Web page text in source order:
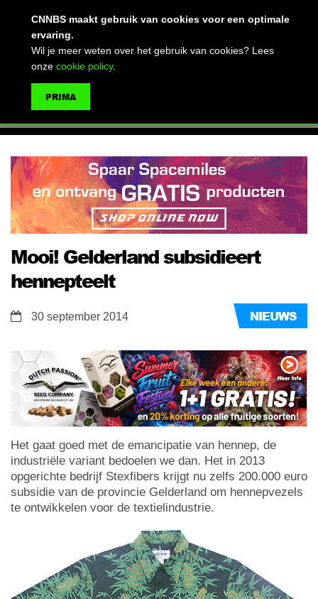
Mooi! Gelderland subsidieert
hennepteelt
NIEUWS
30 september 2014
Het gaat goed met de emancipatie van hennep, de
industriële variant bedoelen we dan. Het in 2013
opgerichte bedrijf Stexfibers krijgt nu zelfs 200.000 euro
subsidie van de provincie Gelderland om hennepvezels
te ontwikkelen voor de textielindustrie.
CNNBS maakt gebruik van cookies voor een optimale
ervaring.
Wil je meer weten over het gebruik van cookies? Lees
onze cookie policy.
PRIMA